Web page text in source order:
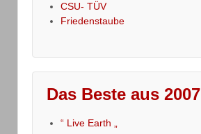
CSU- TÜV
Friedenstaube
Das Beste aus 2007
“ Live Earth „